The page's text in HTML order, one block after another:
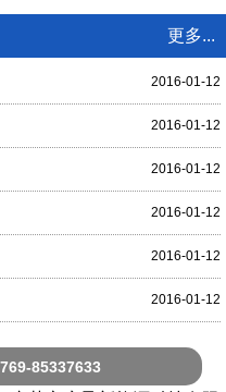
更多...
2016-01-12
2016-01-12
2016-01-12
2016-01-12
2016-01-12
2016-01-12
85337633